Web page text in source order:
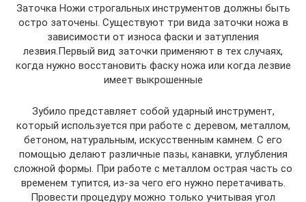
Заточка Ножи строгальных инструментов должны быть
остро заточены. Существуют три вида заточки ножа в
зависимости от износа фаски и затупления
лезвия.Первый вид заточки применяют в тех случаях,
когда нужно восстановить фаску ножа или когда лезвие
имеет выкрошенные
Зубило представляет собой ударный инструмент,
который используется при работе с деревом, металлом,
бетоном, натуральным, искусственным камнем. С его
помощью делают различные пазы, канавки, углубления
сложной формы. При работе с металлом острая часть со
временем тупится, из-за чего его нужно перетачивать.
Провести процедуру можно только учитывая угол